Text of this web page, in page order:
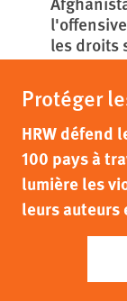
les droits
Protéger
HRW défend
100 pays à
lumière les
leurs auteurs